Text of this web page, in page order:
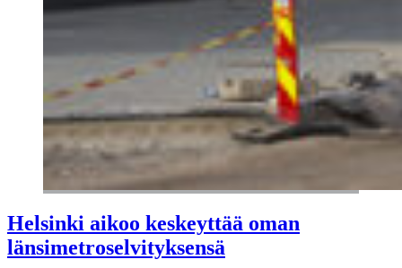
Helsinki aikoo keskeyttää oman
länsimetroselvityksensä